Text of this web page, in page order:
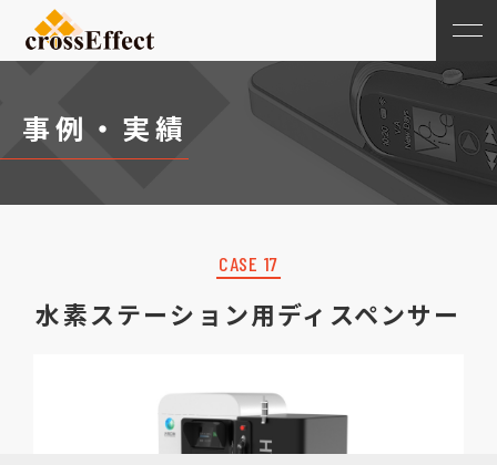
事例・実績
CASE 17
水素ステーション用ディスペンサー